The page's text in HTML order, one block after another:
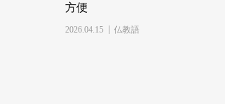
方便
2026.04.15 仏教語